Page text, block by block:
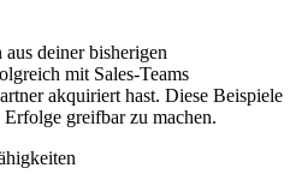
deiner bisherigen
mit Sales-Teams
akquiriert hast. Diese Beispiele
greifbar zu machen.